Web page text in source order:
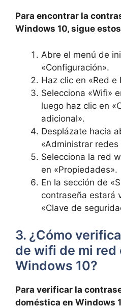
Para encontrar la
Windows 10, sigue
Abre el menú de
«Configuración».
Haz clic en «Red e
Selecciona «Wifi»
luego haz clic en
adicional».
Desplázate hacia
«Administrar redes
Selecciona la red
en «Propiedades».
En la sección de
contraseña estará
«Clave de
3. ¿Cómo
de wifi de mi red
Windows 10?
Para verificar la
doméstica en Windows